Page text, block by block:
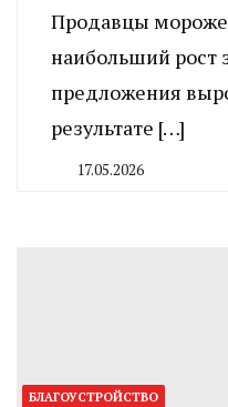
Продавцы
наибольший рост
предложения
результате […]
17.05.2026
БЛАГОУСТРОЙСТВО